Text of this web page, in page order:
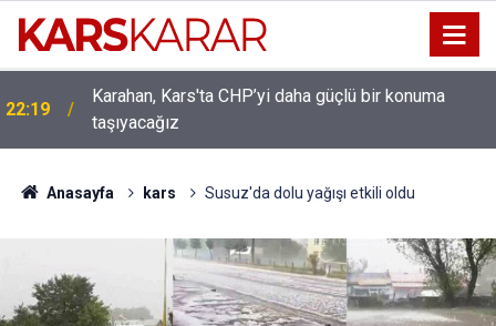
22:19
Karahan, Kars'ta CHP’yi daha güçlü bir konuma
taşıyacağız
Anasayfa kars Susuz'da dolu yağışı etkili oldu